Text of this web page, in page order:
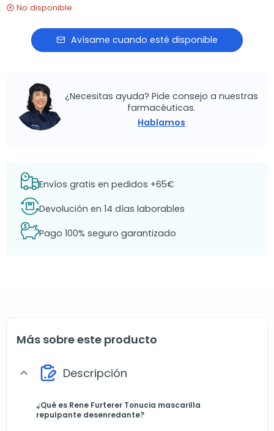
No disponible
Avísame cuando esté disponible
¿Necesitas ayuda? Pide consejo a nuestras
farmacéuticas.
Hablamos
Envíos gratis en pedidos +65€
Devolución en 14 días laborables
Pago 100% seguro garantizado
Más sobre este producto
expand_more Descripción
¿Qué es Rene Furterer Tonucia mascarilla
repulpante desenredante?